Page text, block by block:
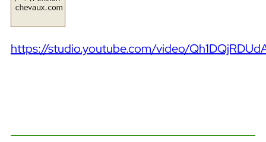
https://studio.youtube.com/video/